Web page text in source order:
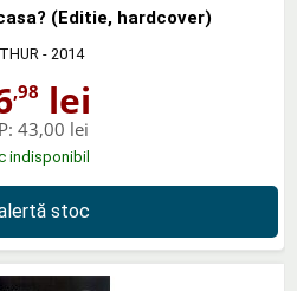
(Editie, hardcover)
- 2014
,98 lei
43,00 lei
indisponibil
stoc